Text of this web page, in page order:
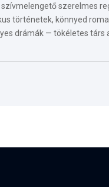
szerelmes
történetek, könnyed
drámák — tökéletes társ